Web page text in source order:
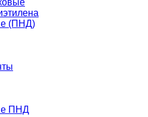
(ПНД)
ПНД